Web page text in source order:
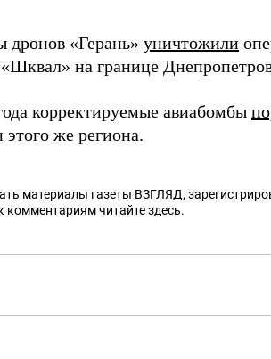
дронов «Герань» уничтожили
на границе
корректируемые авиабомбы
же региона.
материалы газеты ВЗГЛЯД,
комментариям читайтездесь.